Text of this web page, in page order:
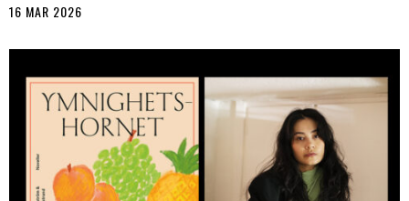
16 MAR 2026